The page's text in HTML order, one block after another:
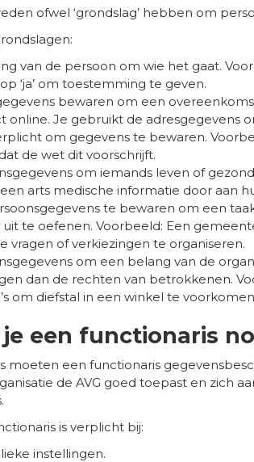
ofwel ‘grondslag’ hebben om
van de persoon om wie het gaat.
‘ja’ om toestemming te geven.
bewaren om een
online. Je gebruikt de adresgegevens
om gegevens te bewaren.
de wet dit voorschrijft.
om iemands leven of
arts medische informatie door aan
te bewaren om een
te oefenen. Voorbeeld: Een
vragen of verkiezingen te organiseren.
om een belang van de
dan de rechten van betrokkenen.
om diefstal in een winkel te
een functionaris
moeten een functionaris
de AVG goed toepast en zich
is verplicht bij:
instellingen.